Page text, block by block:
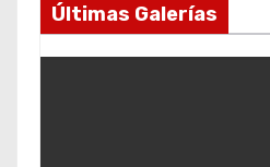
Últimas Galerías